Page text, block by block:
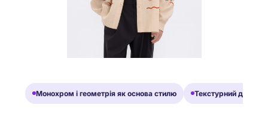
Монохром і геометрія як основа стилю Текстурний дует: